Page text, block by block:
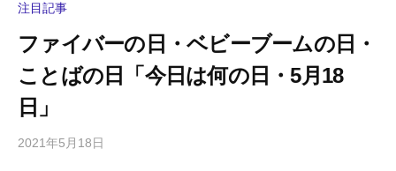
注目記事
ファイバーの日・ベビーブームの日・
ことばの日「今日は何の日・5月18
日」
2021年5月18日